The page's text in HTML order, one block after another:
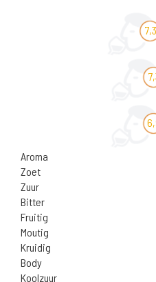
7,3
Aroma
Zoet
Zuur
Bitter
Fruitig
Moutig
Kruidig
Body
Koolzuur